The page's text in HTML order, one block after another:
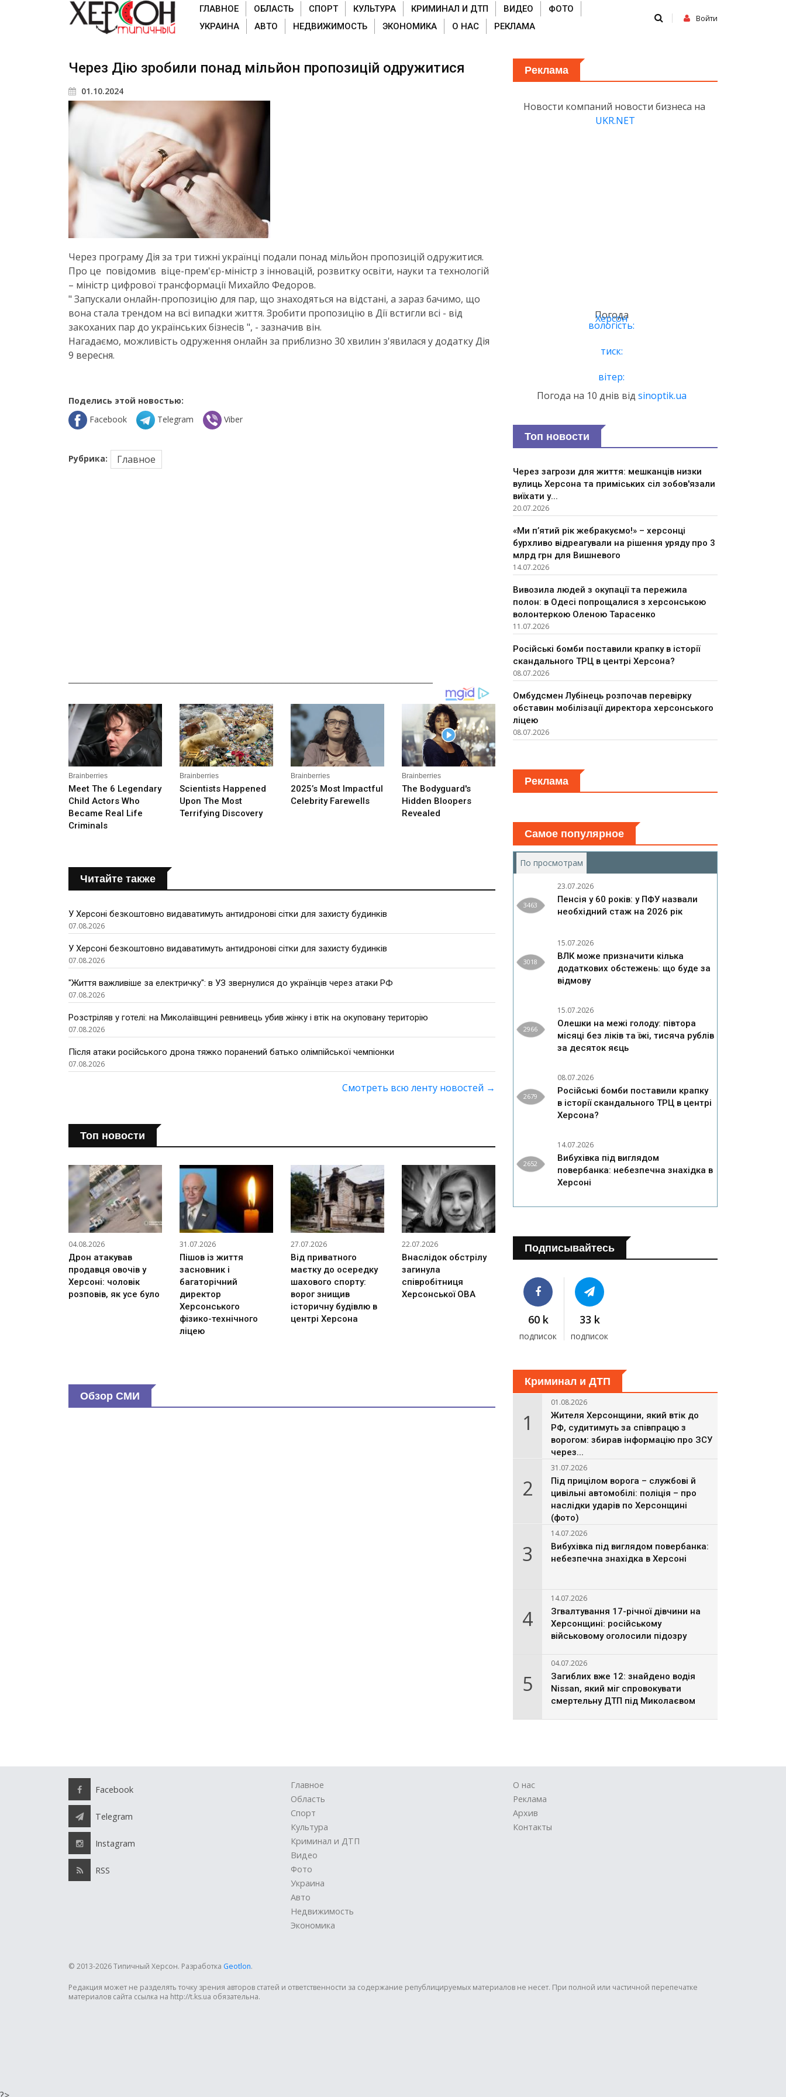
ГЛАВНОЕ ОБЛАСТЬ СПОРТ КУЛЬТУРА КРИМИНАЛ И ДТП ВИДЕО
ФОТО
УКРАИНА
АВТО НЕДВИЖИМОСТЬ ЭКОНОМИКА О НАС РЕКЛАМА
Войти
Через Дію зробили понад мільйон пропозицій одружитися
01.10.2024
Через програму Дія за три тижні українці подали понад мільйон пропозицій одружитися.
Про це повідомив віце-прем'єр-міністр з інновацій, розвитку освіти, науки та технологій
– міністр цифрової трансформації Михайло Федоров.
" Запускали онлайн-пропозицію для пар, що знаходяться на відстані, а зараз бачимо, що
вона стала трендом на всі випадки життя. Зробити пропозицію в Дії встигли всі - від
закоханих пар до українських бізнесів ", - зазначив він.
Нагадаємо, можливість одруження онлайн за приблизно 30 хвилин з'явилася у додатку Дія
9 вересня.
Поделись этой новостью:
Facebook
Telegram Viber
Рубрика: Главное
Читайте также
У Херсоні безкоштовно видаватимуть антидронові сітки для захисту будинків
07.08.2026
У Херсоні безкоштовно видаватимуть антидронові сітки для захисту будинків
07.08.2026
"Життя важливіше за електричку": в УЗ звернулися до українців через атаки РФ
07.08.2026
Розстріляв у готелі: на Миколаївщині ревнивець убив жінку і втік на окуповану територію
07.08.2026
Після атаки російського дрона тяжко поранений батько олімпійської чемпіонки
07.08.2026
Смотреть всю ленту новостей →
Топ новости
04.08.2026
Дрон атакував
продавця овочів у
Херсоні: чоловік
розповів, як усе було
31.07.2026
Пішов із життя
засновник і
багаторічний
директор
Херсонського
фізико-технічного
ліцею
27.07.2026
Від приватного
маєтку до осередку
шахового спорту:
ворог знищив
історичну будівлю в
центрі Херсона
22.07.2026
Внаслідок обстрілу
загинула
співробітниця
Херсонської ОВА
Обзор СМИ
Реклама
Новости компаний новости бизнеса на
UKR.NET
Погода
Херсон
вологість:
тиск:
вітер:
Погода на 10 днів від sinoptik.ua
Топ новости
Через загрози для життя: мешканців низки
вулиць Херсона та приміських сіл зобов'язали
виїхати у...
20.07.2026
«Ми п’ятий рік жебракуємо!» – херсонці
бурхливо відреагували на рішення уряду про 3
млрд грн для Вишневого
14.07.2026
Вивозила людей з окупації та пережила
полон: в Одесі попрощалися з херсонською
волонтеркою Оленою Тарасенко
11.07.2026
Російські бомби поставили крапку в історії
скандального ТРЦ в центрі Херсона?
08.07.2026
Омбудсмен Лубінець розпочав перевірку
обставин мобілізації директора херсонського
ліцею
08.07.2026
Реклама
Самое популярное
По просмотрам
3463
23.07.2026
Пенсія у 60 років: у ПФУ назвали
необхідний стаж на 2026 рік
3018
15.07.2026
ВЛК може призначити кілька
додаткових обстежень: що буде за
відмову
2966
15.07.2026
Олешки на межі голоду: півтора
місяці без ліків та їжі, тисяча рублів
за десяток яєць
2679
08.07.2026
Російські бомби поставили крапку
в історії скандального ТРЦ в центрі
Херсона?
2652
14.07.2026
Вибухівка під виглядом
повербанка: небезпечна знахідка в
Херсоні
Подписывайтесь
60 k
подписок
33 k
подписок
Криминал и ДТП
1
01.08.2026
Жителя Херсонщини, який втік до
РФ, судитимуть за співпрацю з
ворогом: збирав інформацію про ЗСУ
через...
2
31.07.2026
Під прицілом ворога – службові й
цивільні автомобілі: поліція – про
наслідки ударів по Херсонщині
(фото)
3
14.07.2026
Вибухівка під виглядом повербанка:
небезпечна знахідка в Херсоні
4
14.07.2026
Згвалтування 17-річної дівчини на
Херсонщині: російському
військовому оголосили підозру
5
04.07.2026
Загиблих вже 12: знайдено водія
Nissan, який міг спровокувати
смертельну ДТП під Миколаєвом
Facebook
Telegram
Instagram
RSS
Главное
Область
Спорт
Культура
Криминал и ДТП
Видео
Фото
Украина
Авто
Недвижимость
Экономика
О нас
Реклама
Архив
Контакты
© 2013-2026 Типичный Херсон. Разработка Geotlon.
Редакция может не разделять точку зрения авторов статей и ответственности за содержание републицируемых материалов не несет. При полной или частичной перепечатке
материалов сайта ссылка на http://t.ks.ua обязательна.